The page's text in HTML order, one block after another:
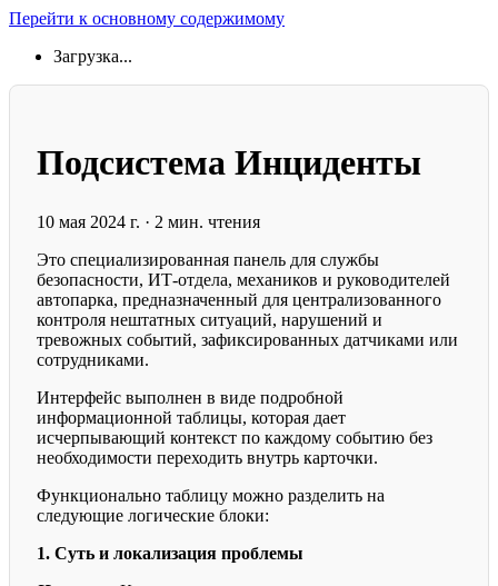
Перейти к основному содержимому
Загрузка...
Подсистема Инциденты
10 мая 2024 г. · 2 мин. чтения
Это специализированная панель для службы
безопасности, ИТ-отдела, механиков и руководителей
автопарка, предназначенный для централизованного
контроля нештатных ситуаций, нарушений и
тревожных событий, зафиксированных датчиками или
сотрудниками.
Интерфейс выполнен в виде подробной
информационной таблицы, которая дает
исчерпывающий контекст по каждому событию без
необходимости переходить внутрь карточки.
Функционально таблицу можно разделить на
следующие логические блоки:
1. Суть и локализация проблемы